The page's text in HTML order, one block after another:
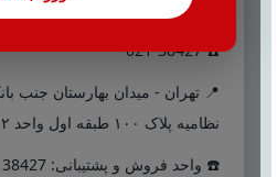
تماس با ما
☎️ 021-38427
📍 تهران - میدان بهارستان جنب
نظامیه پلاک ۱۰۰ طبقه اول واحد ۲
☎️ واحد فروش و پشتیبانی: 38427